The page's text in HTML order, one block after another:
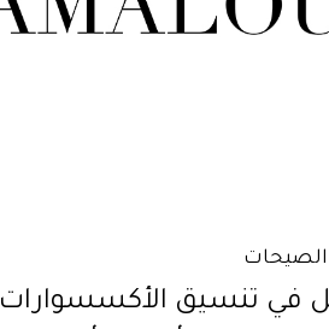
في تنسيق الأكسسوارات